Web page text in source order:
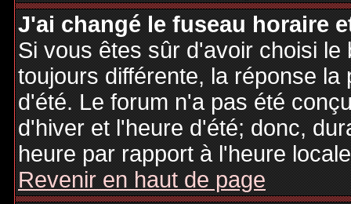
J'ai changé le fuseau horaire
Si vous êtes sûr d'avoir choisi
toujours différente, la réponse
d'été. Le forum n'a pas été
d'hiver et l'heure d'été; donc,
heure par rapport à l'heure
Revenir en haut de page